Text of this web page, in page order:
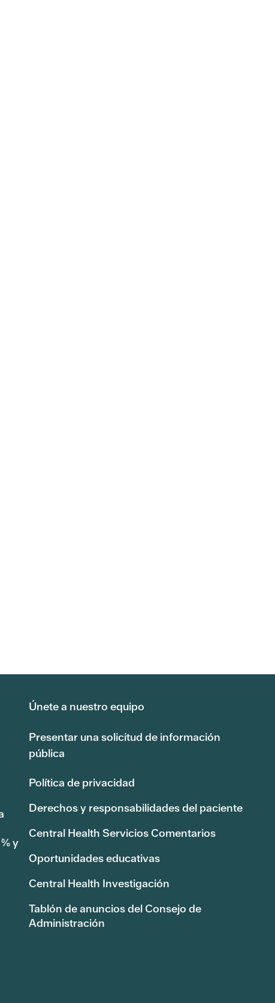
y
Únete a nuestro equipo
Presentar una solicitud de información
pública
Política de privacidad
Derechos y responsabilidades del paciente
Central Health Servicios Comentarios
Oportunidades educativas
Central Health Investigación
Tablón de anuncios del Consejo de
Administración